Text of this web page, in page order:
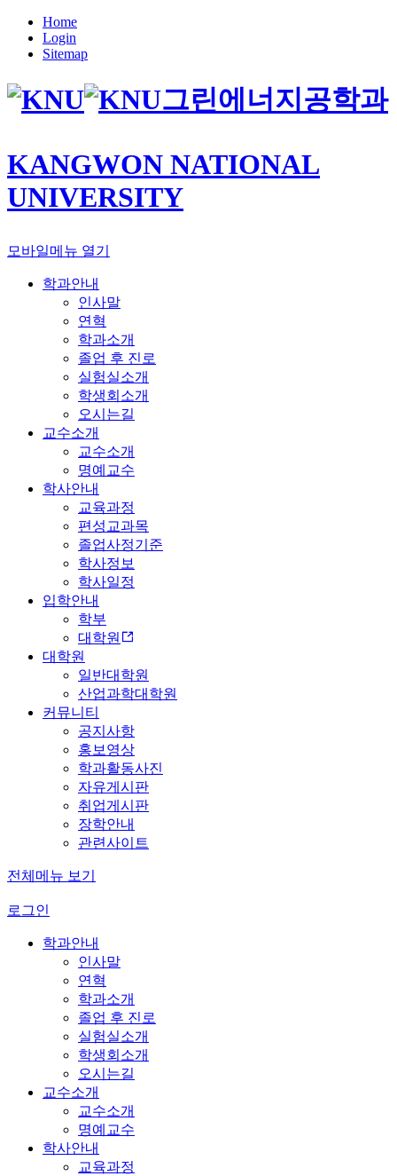
Home
Login
Sitemap
그린에너지공학과
KANGWON NATIONAL
UNIVERSITY
모바일메뉴 열기
학과안내
인사말
연혁
학과소개
졸업 후 진로
실험실소개
학생회소개
오시는길
교수소개
교수소개
명예교수
학사안내
교육과정
편성교과목
졸업사정기준
학사정보
학사일정
입학안내
학부
대학원
대학원
일반대학원
산업과학대학원
커뮤니티
공지사항
홍보영상
학과활동사진
자유게시판
취업게시판
장학안내
관련사이트
전체메뉴 보기
로그인
학과안내
인사말
연혁
학과소개
졸업 후 진로
실험실소개
학생회소개
오시는길
교수소개
교수소개
명예교수
학사안내
교육과정